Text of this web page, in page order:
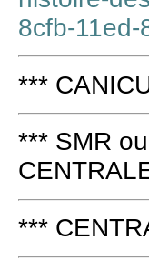
8cfb-
***
*** SMR
***